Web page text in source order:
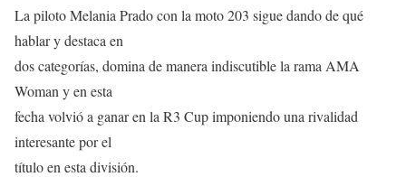
La piloto Melania Prado con la moto 203 sigue dando de qué
hablar y destaca en
dos categorías, domina de manera indiscutible la rama AMA
Woman y en esta
fecha volvió a ganar en la R3 Cup imponiendo una rivalidad
interesante por el
título en esta división.